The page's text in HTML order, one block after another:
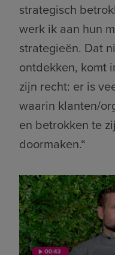
strategisch
werk ik aan hun
strategieën. Dat
ontdekken, komt
zijn recht: er is
waarin klanten/
en betrokken te
doormaken.“